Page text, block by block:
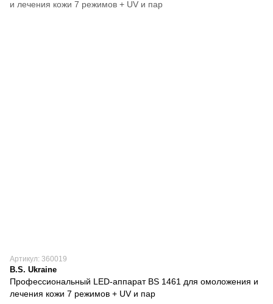
Артикул: 360019
B.S. Ukraine
Профессиональный LED-аппарат BS 1461 для омоложения и
лечения кожи 7 режимов + UV и пар